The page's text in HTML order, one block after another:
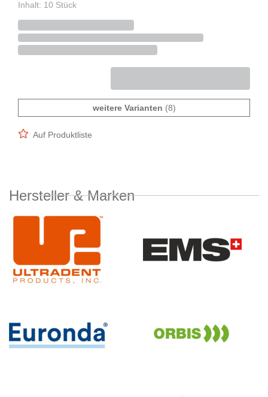
Inhalt: 10 Stück
weitere Varianten (8)
Auf Produktliste
Hersteller & Marken